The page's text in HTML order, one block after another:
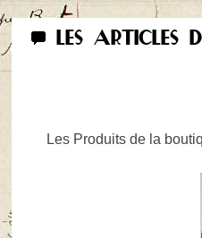
LES ARTICLES
Les Produits de la